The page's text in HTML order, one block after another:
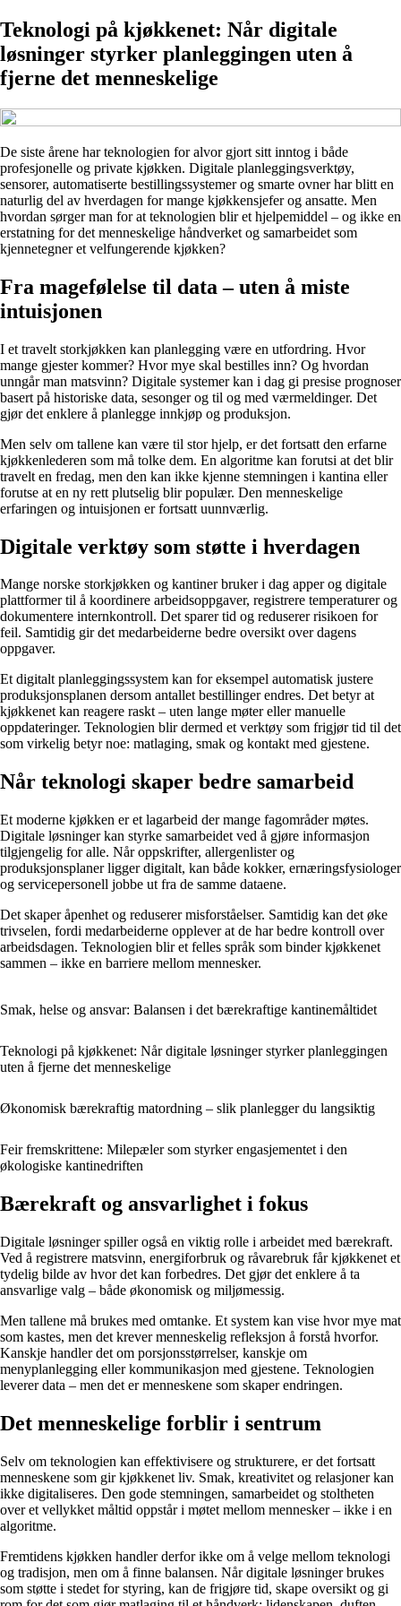
Teknologi på kjøkkenet: Når digitale
løsninger styrker planleggingen uten å
fjerne det menneskelige
De siste årene har teknologien for alvor gjort sitt inntog i både
profesjonelle og private kjøkken. Digitale planleggingsverktøy,
sensorer, automatiserte bestillingssystemer og smarte ovner har blitt en
naturlig del av hverdagen for mange kjøkkensjefer og ansatte. Men
hvordan sørger man for at teknologien blir et hjelpemiddel – og ikke en
erstatning for det menneskelige håndverket og samarbeidet som
kjennetegner et velfungerende kjøkken?
Fra magefølelse til data – uten å miste
intuisjonen
I et travelt storkjøkken kan planlegging være en utfordring. Hvor
mange gjester kommer? Hvor mye skal bestilles inn? Og hvordan
unngår man matsvinn? Digitale systemer kan i dag gi presise prognoser
basert på historiske data, sesonger og til og med værmeldinger. Det
gjør det enklere å planlegge innkjøp og produksjon.
Men selv om tallene kan være til stor hjelp, er det fortsatt den erfarne
kjøkkenlederen som må tolke dem. En algoritme kan forutsi at det blir
travelt en fredag, men den kan ikke kjenne stemningen i kantina eller
forutse at en ny rett plutselig blir populær. Den menneskelige
erfaringen og intuisjonen er fortsatt uunnværlig.
Digitale verktøy som støtte i hverdagen
Mange norske storkjøkken og kantiner bruker i dag apper og digitale
plattformer til å koordinere arbeidsoppgaver, registrere temperaturer og
dokumentere internkontroll. Det sparer tid og reduserer risikoen for
feil. Samtidig gir det medarbeiderne bedre oversikt over dagens
oppgaver.
Et digitalt planleggingssystem kan for eksempel automatisk justere
produksjonsplanen dersom antallet bestillinger endres. Det betyr at
kjøkkenet kan reagere raskt – uten lange møter eller manuelle
oppdateringer. Teknologien blir dermed et verktøy som frigjør tid til det
som virkelig betyr noe: matlaging, smak og kontakt med gjestene.
Når teknologi skaper bedre samarbeid
Et moderne kjøkken er et lagarbeid der mange fagområder møtes.
Digitale løsninger kan styrke samarbeidet ved å gjøre informasjon
tilgjengelig for alle. Når oppskrifter, allergenlister og
produksjonsplaner ligger digitalt, kan både kokker, ernæringsfysiologer
og servicepersonell jobbe ut fra de samme dataene.
Det skaper åpenhet og reduserer misforståelser. Samtidig kan det øke
trivselen, fordi medarbeiderne opplever at de har bedre kontroll over
arbeidsdagen. Teknologien blir et felles språk som binder kjøkkenet
sammen – ikke en barriere mellom mennesker.
Smak, helse og ansvar: Balansen i det bærekraftige kantinemåltidet
Teknologi på kjøkkenet: Når digitale løsninger styrker planleggingen
uten å fjerne det menneskelige
Økonomisk bærekraftig matordning – slik planlegger du langsiktig
Feir fremskrittene: Milepæler som styrker engasjementet i den
økologiske kantinedriften
Bærekraft og ansvarlighet i fokus
Digitale løsninger spiller også en viktig rolle i arbeidet med bærekraft.
Ved å registrere matsvinn, energiforbruk og råvarebruk får kjøkkenet et
tydelig bilde av hvor det kan forbedres. Det gjør det enklere å ta
ansvarlige valg – både økonomisk og miljømessig.
Men tallene må brukes med omtanke. Et system kan vise hvor mye mat
som kastes, men det krever menneskelig refleksjon å forstå hvorfor.
Kanskje handler det om porsjonsstørrelser, kanskje om
menyplanlegging eller kommunikasjon med gjestene. Teknologien
leverer data – men det er menneskene som skaper endringen.
Det menneskelige forblir i sentrum
Selv om teknologien kan effektivisere og strukturere, er det fortsatt
menneskene som gir kjøkkenet liv. Smak, kreativitet og relasjoner kan
ikke digitaliseres. Den gode stemningen, samarbeidet og stoltheten
over et vellykket måltid oppstår i møtet mellom mennesker – ikke i en
algoritme.
Fremtidens kjøkken handler derfor ikke om å velge mellom teknologi
og tradisjon, men om å finne balansen. Når digitale løsninger brukes
som støtte i stedet for styring, kan de frigjøre tid, skape oversikt og gi